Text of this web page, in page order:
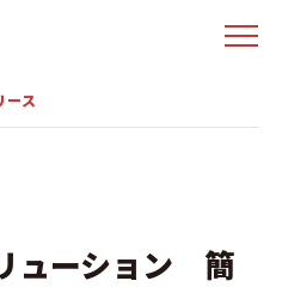
ース
ューション 簡